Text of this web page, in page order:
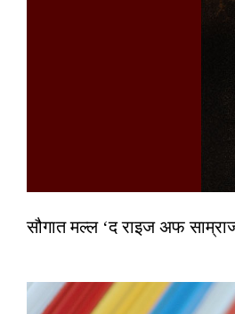
सौगात मल्ल ‘द राइज अफ